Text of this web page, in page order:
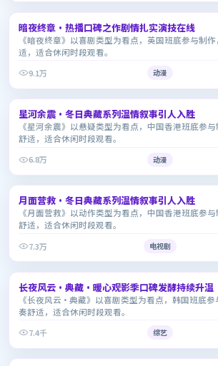
9.5
暗夜终章·热播口碑之作剧情扎实演技在线
《暗夜终章》以喜剧类型为看点，英国班底参与制
适，适合休闲时段观看。
9.1万
动漫
7.2
星河余震·冬日典藏系列温情叙事引人入胜
《星河余震》以悬疑类型为看点，中国香港班底参
舒适，适合休闲时段观看。
6.8万
动漫
7.2
月面营救·冬日典藏系列温情叙事引人入胜
《月面营救》以动作类型为看点，中国香港班底参
舒适，适合休闲时段观看。
7.3万
电视剧
7.8
长夜风云·典藏·暖心观影季口碑发酵持续升温
《长夜风云·典藏》以喜剧类型为看点，韩国班底
奏舒适，适合休闲时段观看。
7.4千
综艺